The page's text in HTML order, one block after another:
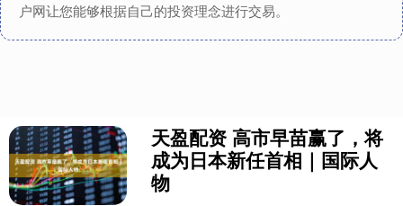
户网让您能够根据自己的投资理念进行交易。
天盈配资 高市早苗赢了，将
成为日本新任首相｜国际人
物